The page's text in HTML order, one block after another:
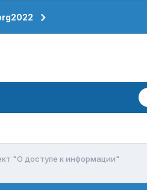
"О доступе к информации"